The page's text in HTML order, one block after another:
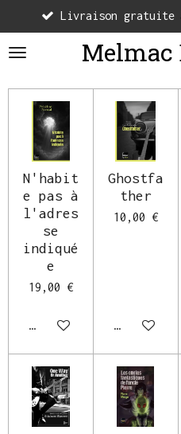
Passer
au
contenu
Livraison gratuite
N'habit
e pas à
l'adres
se
indiqué
e
19,00 €
Ajouter au panier
Ghostfa
ther
10,00 €
Ajouter au